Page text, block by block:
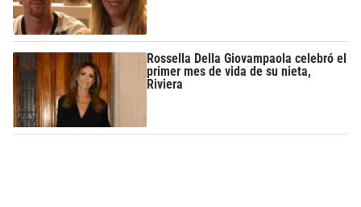
Rossella Della Giovampaola celebró el
primer mes de vida de su nieta,
Riviera